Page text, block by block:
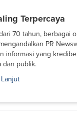
Terpercaya
70 tahun, berbagai
PR
informasi yang
dan publik.